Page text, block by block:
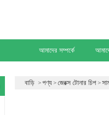
আমাদের সম্পর্কে
বাড়ি পণ্য জেরক্স টোনার চিপ